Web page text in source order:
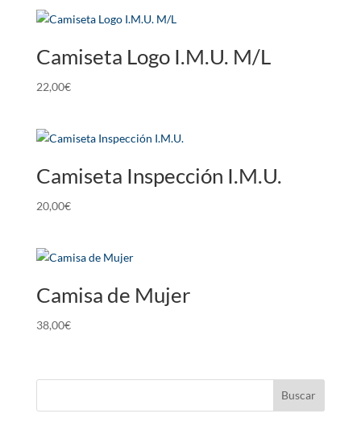
Camiseta Logo I.M.U. M/L
22,00€
Camiseta Inspección I.M.U.
20,00€
Camisa de Mujer
38,00€